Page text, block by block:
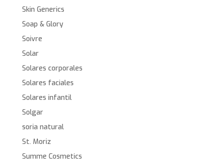
Skin Generics
Soap & Glory
Soivre
Solar
Solares corporales
Solares faciales
Solares infantil
Solgar
soria natural
St. Moriz
Summe Cosmetics